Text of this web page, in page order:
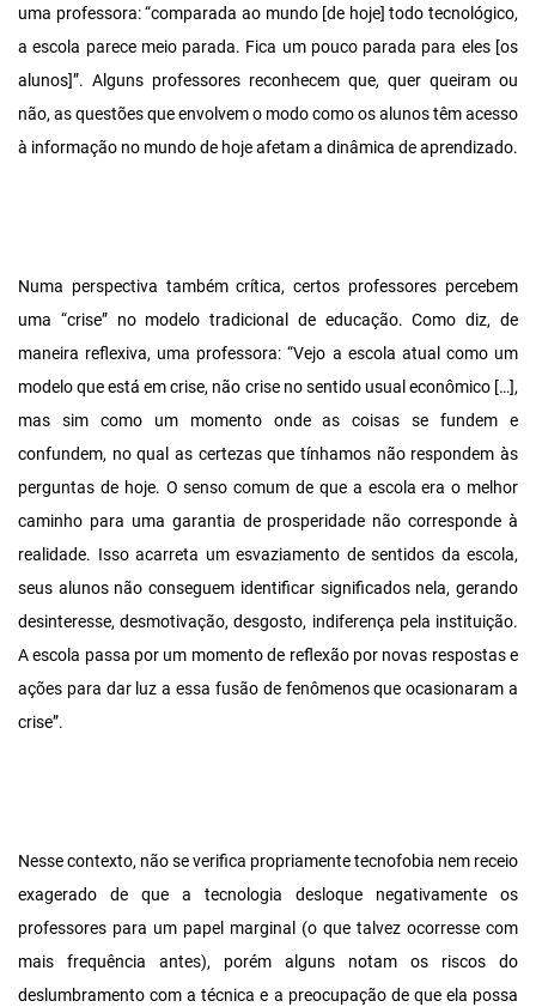
uma professora: “comparada ao mundo [de hoje] todo tecnológico,
a escola parece meio parada. Fica um pouco parada para eles [os
alunos]”. Alguns professores reconhecem que, quer queiram ou
não, as questões que envolvem o modo como os alunos têm acesso
à informação no mundo de hoje afetam a dinâmica de aprendizado.
Numa perspectiva também crítica, certos professores percebem
uma “crise” no modelo tradicional de educação. Como diz, de
maneira reflexiva, uma professora: “Vejo a escola atual como um
modelo que está em crise, não crise no sentido usual econômico […],
mas sim como um momento onde as coisas se fundem e
confundem, no qual as certezas que tínhamos não respondem às
perguntas de hoje. O senso comum de que a escola era o melhor
caminho para uma garantia de prosperidade não corresponde à
realidade. Isso acarreta um esvaziamento de sentidos da escola,
seus alunos não conseguem identificar significados nela, gerando
desinteresse, desmotivação, desgosto, indiferença pela instituição.
A escola passa por um momento de reflexão por novas respostas e
ações para dar luz a essa fusão de fenômenos que ocasionaram a
crise”.
Nesse contexto, não se verifica propriamente tecnofobia nem receio
exagerado de que a tecnologia desloque negativamente os
professores para um papel marginal (o que talvez ocorresse com
mais frequência antes), porém alguns notam os riscos do
deslumbramento com a técnica e a preocupação de que ela possa